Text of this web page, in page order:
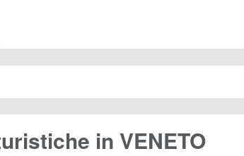
in VENETO